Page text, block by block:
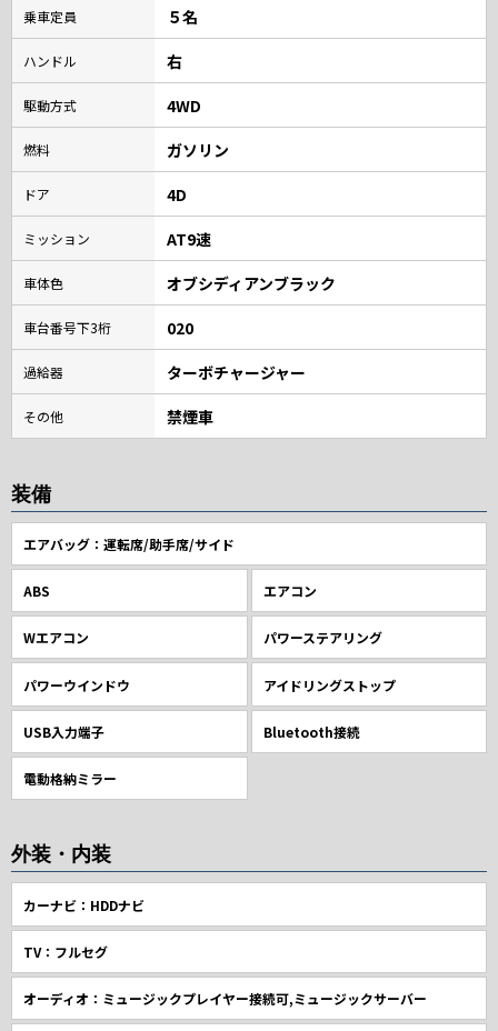
乗車定員 ５名
ハンドル 右
駆動方式 4WD
燃料 ガソリン
ドア 4D
ミッション AT9速
車体色 オブシディアンブラック
車台番号下3桁 020
過給器 ターボチャージャー
その他 禁煙車
装備
エアバッグ：運転席/助手席/サイド
ABS エアコン
Wエアコン パワーステアリング
パワーウインドウ アイドリングストップ
USB入力端子 Bluetooth接続
電動格納ミラー
外装・内装
カーナビ：HDDナビ
TV：フルセグ
オーディオ：ミュージックプレイヤー接続可,ミュージックサーバー